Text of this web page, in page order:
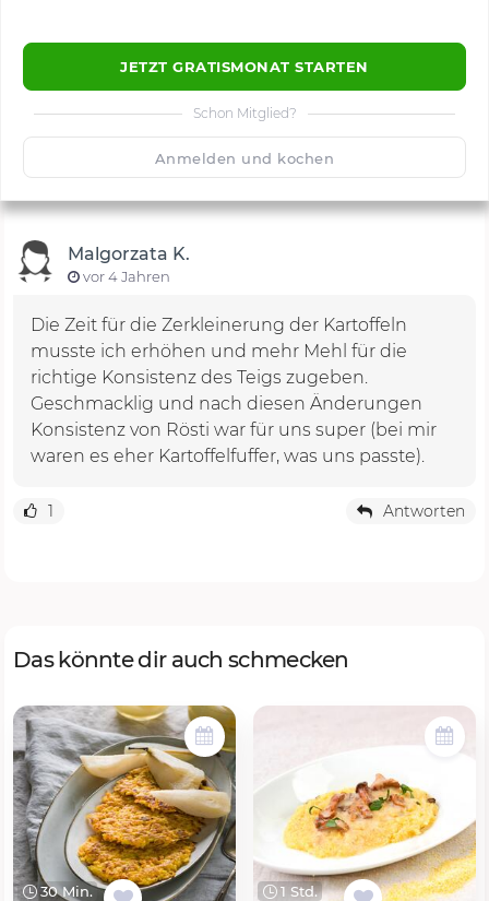
JETZT GRATISMONAT STARTEN
Schon Mitglied?
Anmelden und kochen
🙂 Speichern
Malgorzata K.
vor 4 Jahren
Die Zeit für die Zerkleinerung der Kartoffeln
musste ich erhöhen und mehr Mehl für die
richtige Konsistenz des Teigs zugeben.
Geschmacklig und nach diesen Änderungen
Konsistenz von Rösti war für uns super (bei mir
waren es eher Kartoffelfuffer, was uns passte).
1 Antworten
Das könnte dir auch schmecken
30 Min. 1 Std.